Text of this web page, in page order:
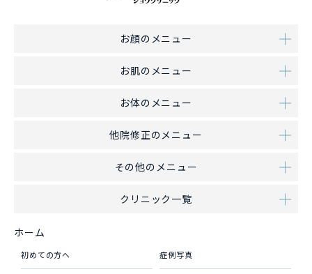
お顔のメニュー
お肌のメニュー
お体のメニュー
他院修正のメニュー
その他のメニュー
クリニック一覧
ホーム
初めての方へ 症例写真